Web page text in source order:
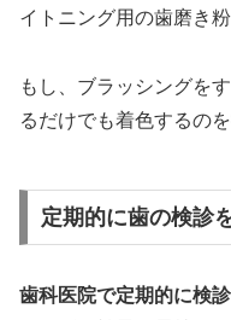
イトニング用の歯磨き
もし、ブラッシングを
るだけでも着色するの
定期的に歯の検診
歯科医院で定期的に検